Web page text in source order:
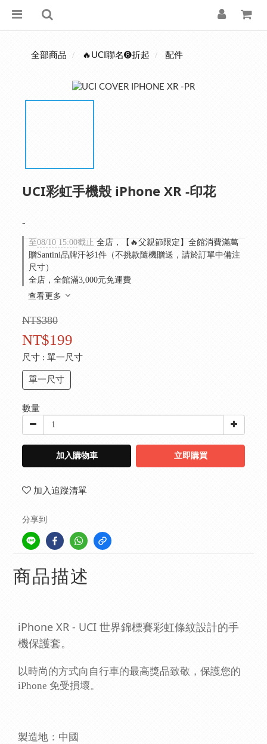
全部商品 🔥UCI聯名➑折起 配件
UCI彩虹手機殼 iPhone XR -印花
-
至08/10 15:00截止 全店，【🔥父親節限定】全館消費滿萬
贈Santini品牌汗衫1件（不挑款隨機贈送，請於訂單中備注
尺寸）
全店，全館滿3,000元免運費
查看更多
NT$380
NT$199
尺寸 : 單一尺寸
單一尺寸
數量
加入購物車 立即購買
加入追蹤清單
分享到
商品描述
iPhone XR - UCI 世界錦標賽彩虹條紋設計的手
機保護套。
以時尚的方式向自行車的最高獎品致敬，保護您的
iPhone 免受損壞。
製造地：中國